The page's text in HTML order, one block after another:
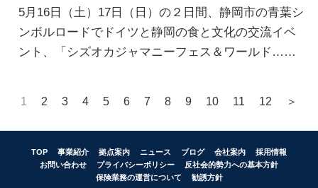
5月16日（土）17日（日）の２日間、静岡市の青葉シ
ンボルロードでドイツと静岡の食と文化の交流イベ
ント、「シズオカジャマニーフェス＆ワールド……
1 2 3 4 5 6 7 8 9 10 11 12 ＞
TOP 事業紹介 拠点案内 ニュース ブログ 会社案内
採用情報
お問い合わせ
プライバシーポリシー
反社会的勢力への基本方針
保険業務の運営について
勧誘方針